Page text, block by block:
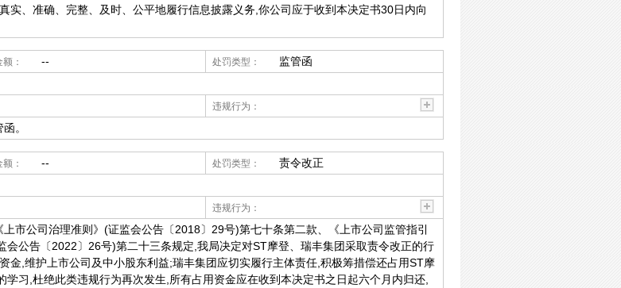
实、准确、完整、及时、公平地履行信息披露义务,你公司应于收到本决定书30日内向
： -- 处罚类型： 监管函
违规行为：
。
： -- 处罚类型： 责令改正
违规行为：
市公司治理准则》(证监会公告〔2018〕29号)第七十条第二款、《上市公司监管指引
公告〔2022〕26号)第二十三条规定,我局决定对ST摩登、瑞丰集团采取责令改正的行
金,维护上市公司及中小股东利益;瑞丰集团应切实履行主体责任,积极筹措偿还占用ST摩
习,杜绝此类违规行为再次发生,所有占用资金应在收到本决定书之日起六个月内归还,